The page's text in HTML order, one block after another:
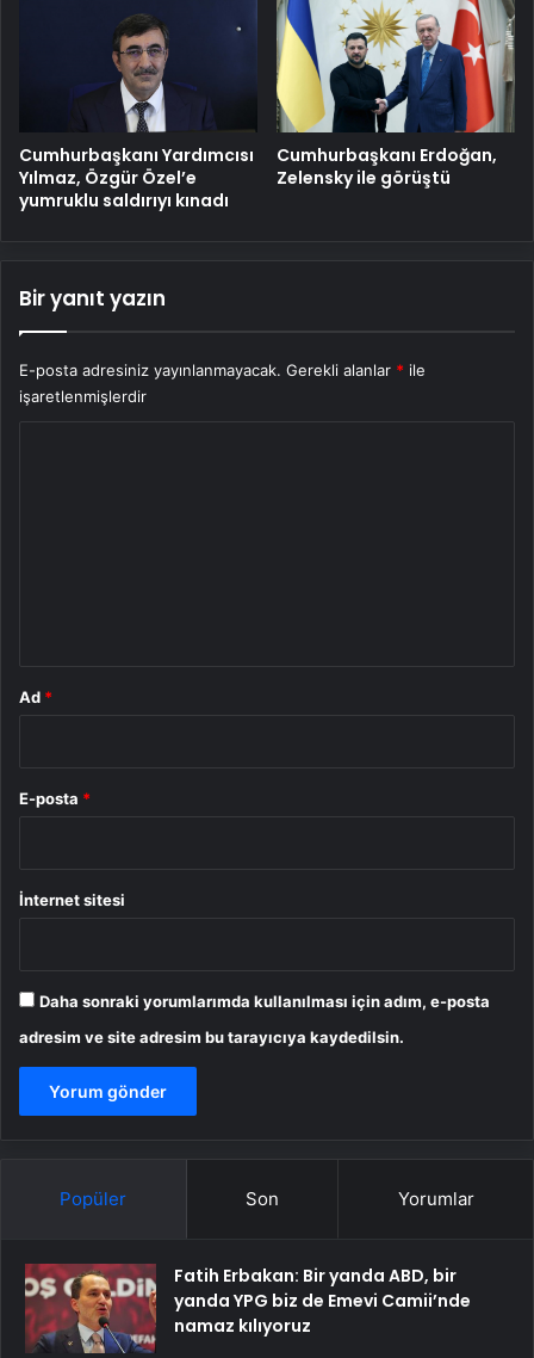
Cumhurbaşkanı Yardımcısı
Yılmaz, Özgür Özel’e
yumruklu saldırıyı kınadı
Cumhurbaşkanı Erdoğan,
Zelensky ile görüştü
Bir yanıt yazın
E-posta adresiniz yayınlanmayacak. Gerekli alanlar * ile
işaretlenmişlerdir
Ad *
E-posta *
İnternet sitesi
Daha sonraki yorumlarımda kullanılması için adım, e-posta
adresim ve site adresim bu tarayıcıya kaydedilsin.
Popüler Son Yorumlar
Fatih Erbakan: Bir yanda ABD, bir
yanda YPG biz de Emevi Camii’nde
namaz kılıyoruz